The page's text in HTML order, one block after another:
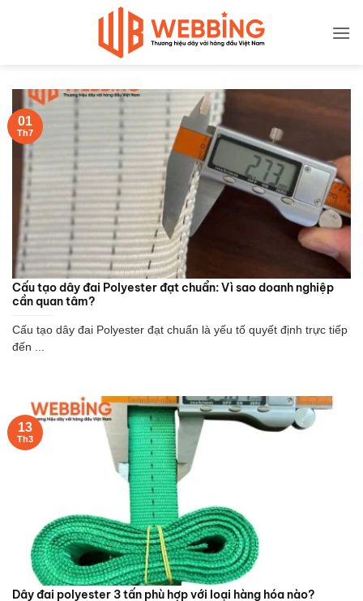
Cấu tạo dây đai Polyester đạt chuẩn: Vì sao doanh nghiệp
cần quan tâm?
Cấu tạo dây đai Polyester đạt chuẩn là yếu tố quyết định trực tiếp
đến ...
01
Th7
Dây đai polyester 3 tấn phù hợp với loại hàng hóa nào?
13
Th3